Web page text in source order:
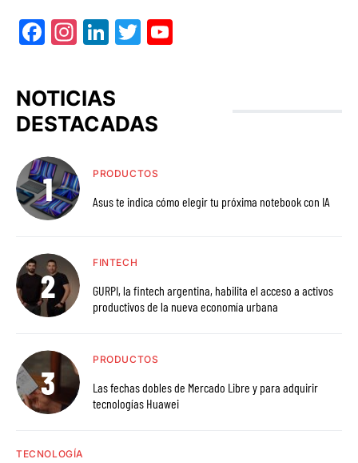
Facebook
Instagram
LinkedIn
Twitter
NOTICIAS
DESTACADAS
PRODUCTOS
Asus te indica cómo elegir tu próxima notebook con IA
FINTECH
GURPI, la fintech argentina, habilita el acceso a activos
productivos de la nueva economía urbana
PRODUCTOS
Las fechas dobles de Mercado Libre y para adquirir
tecnologías Huawei
TECNOLOGÍA